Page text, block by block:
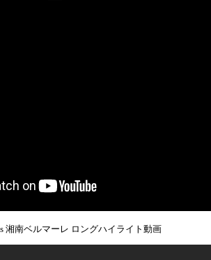
湘南ベルマーレ ロングハイライト動画